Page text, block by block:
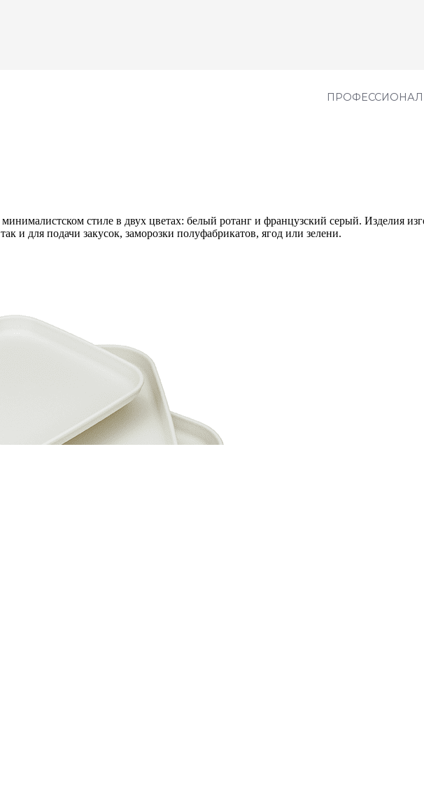
стиле в двух цветах: белый ротанг и французский серый. Изделия
и для подачи закусок, заморозки полуфабрикатов, ягод или зелени.